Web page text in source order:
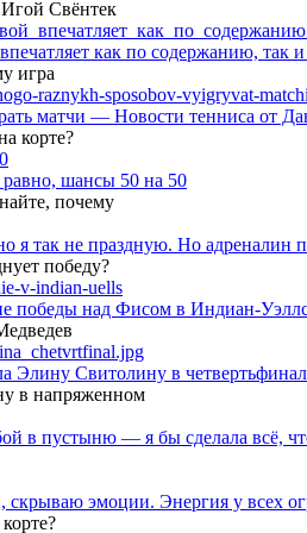
Свёнтек
как по содержанию, так
игра
матчи — Новости тенниса от
корте?
шансы 50 на 50
почему
я так не праздную. Но адреналин
победу?
победы над Фисом в Индиан-
Элину Свитолину в
в напряженном
в пустыню — я бы сделала всё,
скрываю эмоции. Энергия у всех